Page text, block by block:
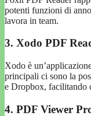
potenti funzioni di
lavora in team.
3. Xodo PDF
Xodo è
principali ci sono la
e Dropbox, facilitando
4. PDF Viewer